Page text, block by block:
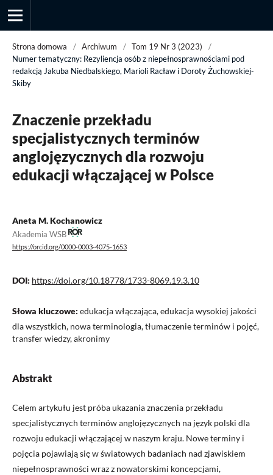
Strona domowa / Archiwum / Tom 19 Nr 3 (2023)
/
Numer tematyczny: Rezyliencja osób z niepełnosprawnościami pod
redakcją Jakuba Niedbalskiego, Marioli Racław i Doroty Żuchowskiej-
Skiby
Znaczenie przekładu
specjalistycznych terminów
anglojęzycznych dla rozwoju
edukacji włączającej w Polsce
Aneta M. Kochanowicz
Akademia WSB
https://orcid.org/0000-0003-4075-1653
DOI: https://doi.org/10.18778/1733-8069.19.3.10
Słowa kluczowe: edukacja włączająca, edukacja wysokiej jakości
dla wszystkich, nowa terminologia, tłumaczenie terminów i pojęć,
transfer wiedzy, akronimy
Abstrakt
Celem artykułu jest próba ukazania znaczenia przekładu
specjalistycznych terminów anglojęzycznych na język polski dla
rozwoju edukacji włączającej w naszym kraju. Nowe terminy i
pojęcia pojawiają się w światowych badaniach nad zjawiskiem
niepełnosprawności wraz z nowatorskimi koncepcjami,